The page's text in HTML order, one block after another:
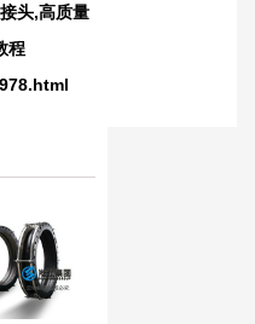
头,高质量
程